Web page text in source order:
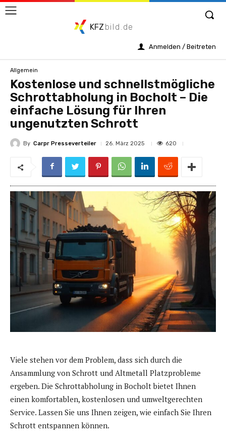
KFZ bild.de
Anmelden / Beitreten
Allgemein
Kostenlose und schnellstmögliche
Schrottabholung in Bocholt – Die
einfache Lösung für Ihren
ungenutzten Schrott
By Carpr Presseverteiler 26. März 2025 620
Viele stehen vor dem Problem, dass sich durch die
Ansammlung von Schrott und Altmetall Platzprobleme
ergeben. Die Schrottabholung in Bocholt bietet Ihnen
einen komfortablen, kostenlosen und umweltgerechten
Service. Lassen Sie uns Ihnen zeigen, wie einfach Sie Ihren
Schrott entspannen können.